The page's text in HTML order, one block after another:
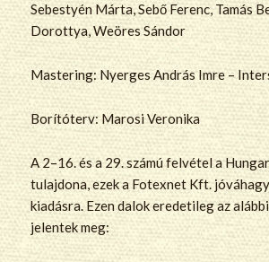
Sebestyén Márta, Sebő Ferenc, Tamás
Dorottya, Weöres Sándor
Mastering: Nyerges András Imre –
Borítóterv: Marosi Veronika
A 2–16. és a 29. számú felvétel a
tulajdona, ezek a Fotexnet Kft.
kiadásra. Ezen dalok eredetileg az
jelentek meg: